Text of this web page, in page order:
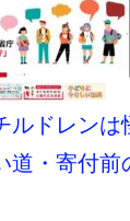
ルドレンは
道・寄付前